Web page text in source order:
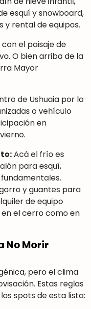
esquí y snowboard,
rental de equipos.
el paisaje de
O bien arriba de la
Mayor
de Ushuaia por la
o vehículo
en
Acá el frío es
para esquí,
y guantes para
de equipo
el cerro como en
No Morir
pero el clima
Estas reglas
spots de esta lista: